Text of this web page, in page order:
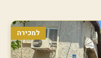
למכירה